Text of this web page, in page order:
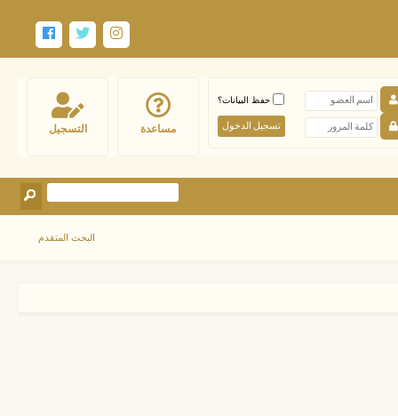
التسجيل مساعدة
حفظ البيانات؟
البحث المتقدم